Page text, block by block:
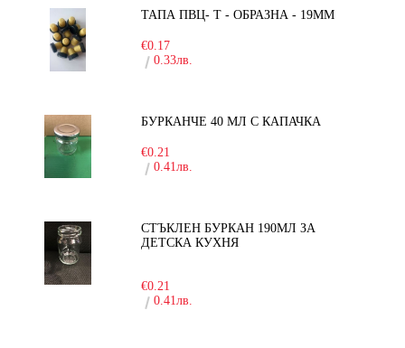
ТАПА ПВЦ- Т - ОБРАЗНА - 19ММ
€0.17
0.33лв.
БУРКАНЧЕ 40 МЛ С КАПАЧКА
€0.21
0.41лв.
СТЪКЛЕН БУРКАН 190МЛ ЗА
ДЕТСКА КУХНЯ
€0.21
0.41лв.